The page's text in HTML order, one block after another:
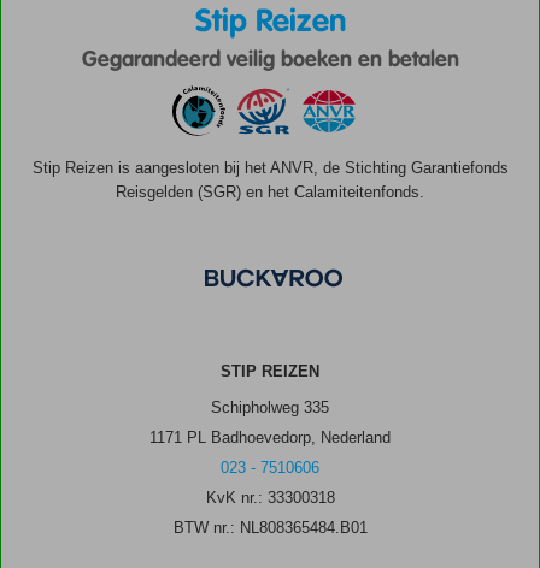
Stip Reizen
Gegarandeerd veilig boeken en betalen
Stip Reizen is aangesloten bij het ANVR, de Stichting Garantiefonds
Reisgelden (SGR) en het Calamiteitenfonds.
STIP REIZEN
Schipholweg 335
1171 PL Badhoevedorp, Nederland
023 - 7510606
KvK nr.: 33300318
BTW nr.: NL808365484.B01